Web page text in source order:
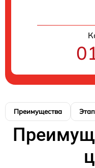
Преимущества